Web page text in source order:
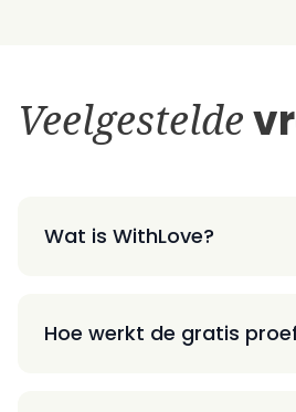
Veelgestelde
Wat is WithLove?
Hoe werkt de gratis